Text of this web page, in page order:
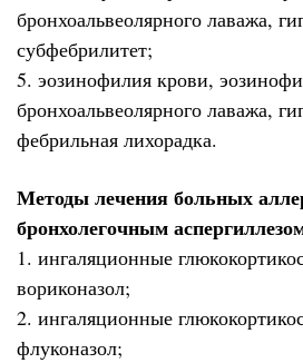
бронхоальвеолярного лаважа,
субфебрилитет;
5. эозинофилия крови,
бронхоальвеолярного лаважа,
фебрильная лихорадка.
Методы лечения больных
бронхолегочным
1. ингаляционные
вориконазол;
2. ингаляционные
флуконазол;